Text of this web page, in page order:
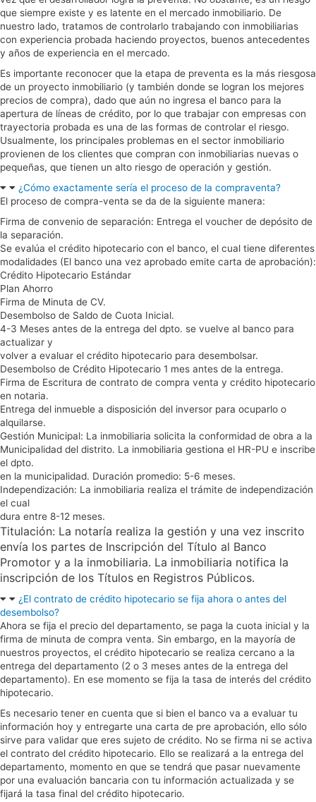
que siempre existe y es latente en el mercado inmobiliario. De
nuestro lado, tratamos de controlarlo trabajando con inmobiliarias
con experiencia probada haciendo proyectos, buenos antecedentes
y años de experiencia en el mercado.
Es importante reconocer que la etapa de preventa es la más riesgosa
de un proyecto inmobiliario (y también donde se logran los mejores
precios de compra), dado que aún no ingresa el banco para la
apertura de líneas de crédito, por lo que trabajar con empresas con
trayectoria probada es una de las formas de controlar el riesgo.
Usualmente, los principales problemas en el sector inmobiliario
provienen de los clientes que compran con inmobiliarias nuevas o
pequeñas, que tienen un alto riesgo de operación y gestión.
¿Cómo exactamente sería el proceso de la compraventa?
El proceso de compra-venta se da de la siguiente manera:
Firma de convenio de separación: Entrega el voucher de depósito de
la separación.
Se evalúa el crédito hipotecario con el banco, el cual tiene diferentes
modalidades (El banco una vez aprobado emite carta de aprobación):
Crédito Hipotecario Estándar
Plan Ahorro
Firma de Minuta de CV.
Desembolso de Saldo de Cuota Inicial.
4-3 Meses antes de la entrega del dpto. se vuelve al banco para
actualizar y
volver a evaluar el crédito hipotecario para desembolsar.
Desembolso de Crédito Hipotecario 1 mes antes de la entrega.
Firma de Escritura de contrato de compra venta y crédito hipotecario
en notaria.
Entrega del inmueble a disposición del inversor para ocuparlo o
alquilarse.
Gestión Municipal: La inmobiliaria solicita la conformidad de obra a la
Municipalidad del distrito. La inmobiliaria gestiona el HR-PU e inscribe
el dpto.
en la municipalidad. Duración promedio: 5-6 meses.
Independización: La inmobiliaria realiza el trámite de independización
el cual
dura entre 8-12 meses.
Titulación: La notaría realiza la gestión y una vez inscrito
envía los partes de Inscripción del Título al Banco
Promotor y a la inmobiliaria. La inmobiliaria notifica la
inscripción de los Títulos en Registros Públicos.
¿El contrato de crédito hipotecario se fija ahora o antes del
desembolso?
Ahora se fija el precio del departamento, se paga la cuota inicial y la
firma de minuta de compra venta. Sin embargo, en la mayoría de
nuestros proyectos, el crédito hipotecario se realiza cercano a la
entrega del departamento (2 o 3 meses antes de la entrega del
departamento). En ese momento se fija la tasa de interés del crédito
hipotecario.
Es necesario tener en cuenta que si bien el banco va a evaluar tu
información hoy y entregarte una carta de pre aprobación, ello sólo
sirve para validar que eres sujeto de crédito. No se firma ni se activa
el contrato del crédito hipotecario. Ello se realizará a la entrega del
departamento, momento en que se tendrá que pasar nuevamente
por una evaluación bancaria con tu información actualizada y se
fijará la tasa final del crédito hipotecario.